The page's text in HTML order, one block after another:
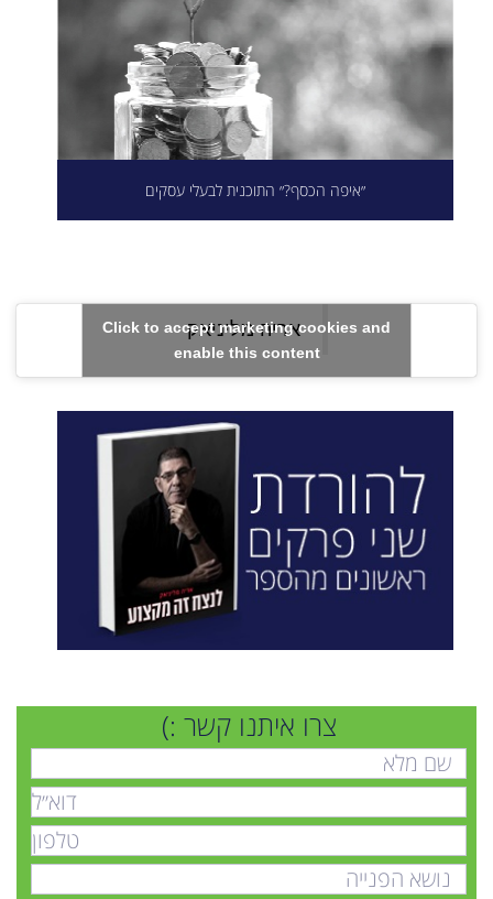
״איפה הכסף?״ התוכנית לבעלי עסקים
Click to accept marketing cookies and
enable this content
צרו איתנו קשר :)